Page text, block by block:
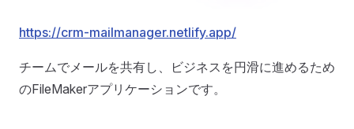
https://crm-mailmanager.netlify.app/
チームでメールを共有し、ビジネスを円滑に進めるため
のFileMakerアプリケーションです。